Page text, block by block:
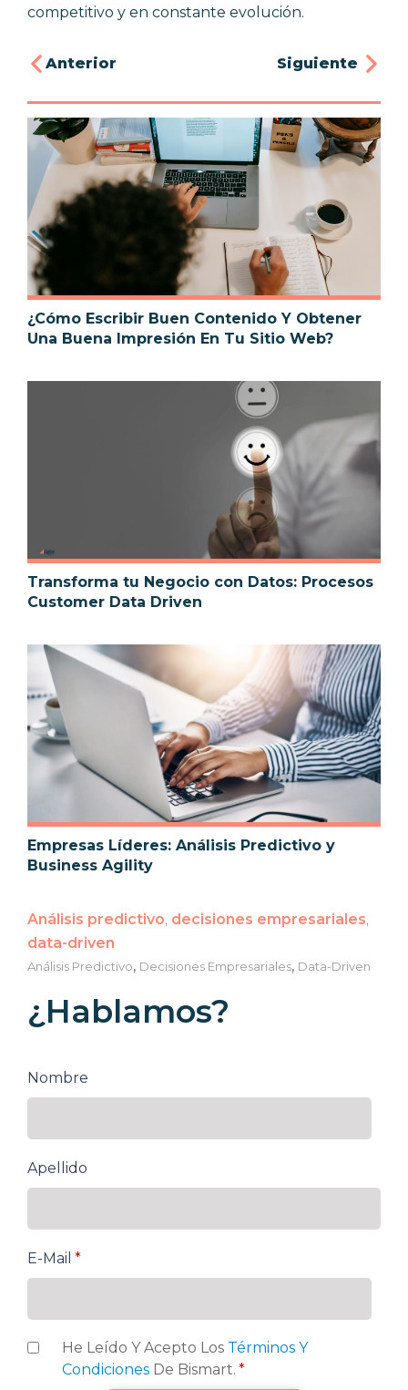
competitivo y en constante evolución.
Anterior Siguiente
¿Cómo Escribir Buen Contenido Y Obtener
Una Buena Impresión En Tu Sitio Web?
Transforma tu Negocio con Datos: Procesos
Customer Data Driven
Empresas Líderes: Análisis Predictivo y
Business Agility
Análisis predictivo, decisiones empresariales,
data-driven
Análisis Predictivo, Decisiones Empresariales, Data-Driven
¿Hablamos?
Nombre
Apellido
E-Mail *
He Leído Y Acepto Los Términos Y
Condiciones De Bismart. *